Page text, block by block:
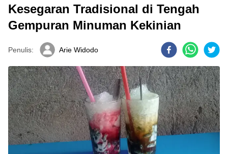
Kesegaran Tradisional di Tengah
Gempuran Minuman Kekinian
Penulis: Arie Widodo